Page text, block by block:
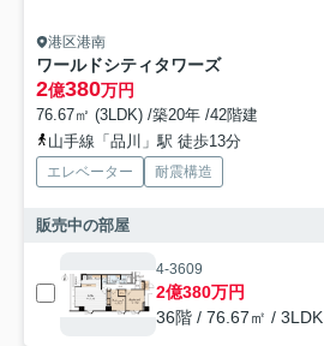
港区港南
ワールドシティタワーズ
2億380万円
76.67㎡ (3LDK) /築20年 /42階建
山手線「品川」駅 徒歩13分
エレベーター 耐震構造
販売中の部屋
4-3609
2億380万円
36階 / 76.67㎡ / 3LDK